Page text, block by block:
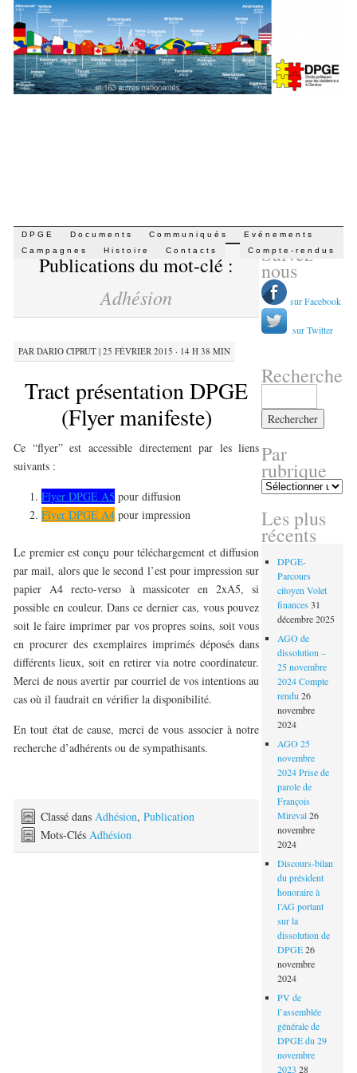
Aller
au
contenu
DPGE Documents Communiqués
Evénements
Campagnes
Histoire Contacts Compte-rendus
Publications du mot-clé :
Adhésion
PAR DARIO CIPRUT |25 FÉVRIER 2015 · 14 H 38 MIN
Tract présentation DPGE
(Flyer manifeste)
Ce “flyer” est accessible directement par les liens
suivants :
Flyer DPGE A5 pour diffusion
Flyer DPGE A4 pour impression
Le premier est conçu pour téléchargement et diffusion
par mail, alors que le second l’est pour impression sur
papier A4 recto-verso à massicoter en 2xA5, si
possible en couleur. Dans ce dernier cas, vous pouvez
soit le faire imprimer par vos propres soins, soit vous
en procurer des exemplaires imprimés déposés dans
différents lieux, soit en retirer via notre coordinateur.
Merci de nous avertir par courriel de vos intentions au
cas où il faudrait en vérifier la disponibilité.
En tout état de cause, merci de vous associer à notre
recherche d’adhérents ou de sympathisants.
Classé dans Adhésion,Publication
Mots-Clés Adhésion
Suivez-
nous
sur Facebook
sur Twitter
Recherche
Par
rubrique
Par
Les plus
récents
DPGE-
Parcours
citoyen Volet
finances 31
décembre 2025
AGO de
dissolution –
25 novembre
2024 Compte
rendu 26
novembre
2024
AGO 25
novembre
2024 Prise de
parole de
François
Mireval 26
novembre
2024
Discours-bilan
du président
honoraire à
l’AG portant
sur la
dissolution de
DPGE 26
novembre
2024
PV de
l’assemblée
générale de
DPGE du 29
novembre
2023 28